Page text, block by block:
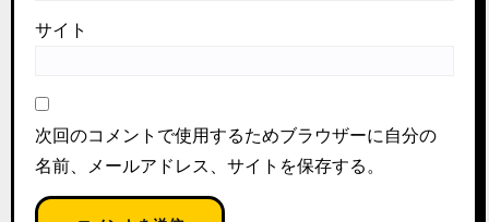
サイト
次回のコメントで使用するためブラウザーに自分の
名前、メールアドレス、サイトを保存する。